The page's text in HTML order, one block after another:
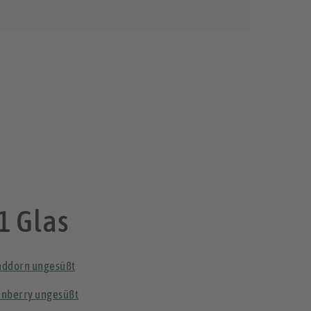
Glas
ungesüßt
ungesüßt